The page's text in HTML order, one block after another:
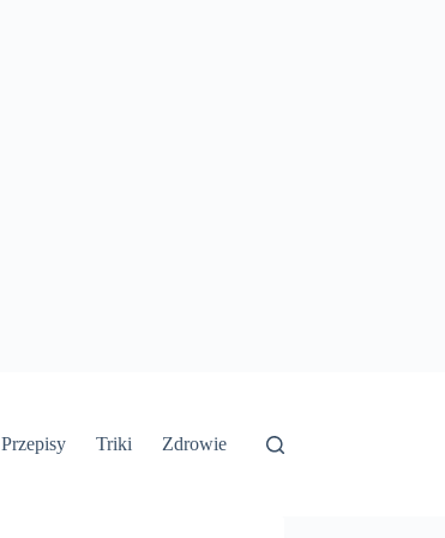
Przepisy Triki Zdrowie